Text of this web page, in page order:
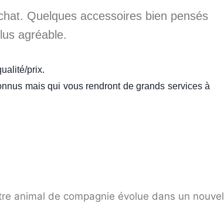
Quelques accessoires bien pensés
agréable.
prix.
mais qui vous rendront de grands services à
animal de compagnie évolue dans un nouvel